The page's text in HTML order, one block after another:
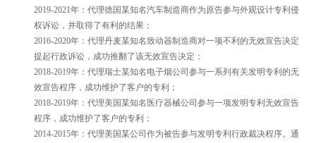
2019-2021年：代理德国某知名汽车制造商作为原告参与外观设计专利侵
权诉讼，并取得了有利的结果；
2016-2020年：代理丹麦某知名致动器制造商对一项不利的无效宣告决定
提起行政诉讼，成功推翻了该无效宣告决定；
2018-2019年：代理瑞士某知名电子烟公司参与一系列有关发明专利的无
效宣告程序，成功维护了客户的专利；
2018-2019年：代理美国某知名医疗器械公司参与一项发明专利无效宣告
程序，成功维护了客户的专利；
2014-2015年：代理美国某公司作为被告参与发明专利行政裁决程序。通